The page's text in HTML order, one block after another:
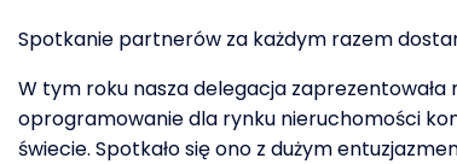
Spotkanie partnerów za każdym razem
W tym roku nasza delegacja
oprogramowanie dla rynku nieruchomości
świecie. Spotkało się ono z dużym